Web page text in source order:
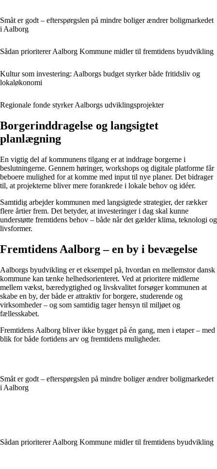
Småt er godt – efterspørgslen på mindre boliger ændrer boligmarkedet
i Aalborg
Sådan prioriterer Aalborg Kommune midler til fremtidens byudvikling
Kultur som investering: Aalborgs budget styrker både fritidsliv og
lokaløkonomi
Regionale fonde styrker Aalborgs udviklingsprojekter
Borgerinddragelse og langsigtet
planlægning
En vigtig del af kommunens tilgang er at inddrage borgerne i
beslutningerne. Gennem høringer, workshops og digitale platforme får
beboere mulighed for at komme med input til nye planer. Det bidrager
til, at projekterne bliver mere forankrede i lokale behov og idéer.
Samtidig arbejder kommunen med langsigtede strategier, der rækker
flere årtier frem. Det betyder, at investeringer i dag skal kunne
understøtte fremtidens behov – både når det gælder klima, teknologi og
livsformer.
Fremtidens Aalborg – en by i bevægelse
Aalborgs byudvikling er et eksempel på, hvordan en mellemstor dansk
kommune kan tænke helhedsorienteret. Ved at prioritere midlerne
mellem vækst, bæredygtighed og livskvalitet forsøger kommunen at
skabe en by, der både er attraktiv for borgere, studerende og
virksomheder – og som samtidig tager hensyn til miljøet og
fællesskabet.
Fremtidens Aalborg bliver ikke bygget på én gang, men i etaper – med
blik for både fortidens arv og fremtidens muligheder.
Småt er godt – efterspørgslen på mindre boliger ændrer boligmarkedet
i Aalborg
Sådan prioriterer Aalborg Kommune midler til fremtidens byudvikling